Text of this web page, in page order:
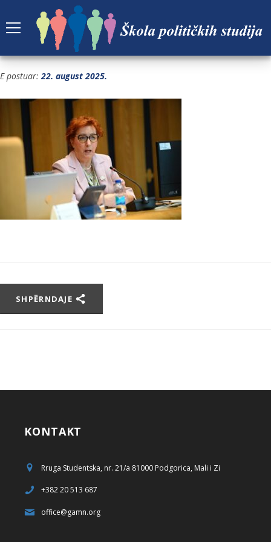
FOTO10
E postuar: 22. august 2025.
SHPËRNDAJE
KONTAKT
Rruga Studentska, nr. 21/a 81000 Podgorica, Mali i Zi
+382 20 513 687
office@gamn.org